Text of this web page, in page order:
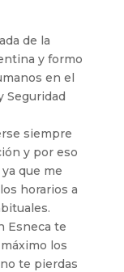
de la
y formo
en el
Seguridad
siempre
y por eso
que me
horarios a
Esneca te
los
te pierdas